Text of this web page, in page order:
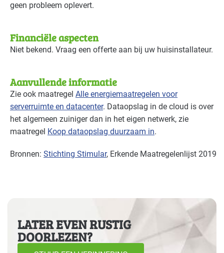
geen probleem oplevert.
Financiële aspecten
Niet bekend. Vraag een offerte aan bij uw huisinstallateur.
Aanvullende informatie
Zie ook maatregel Alle energiemaatregelen voor
serverruimte en datacenter. Dataopslag in de cloud is over
het algemeen zuiniger dan in het eigen netwerk, zie
maatregel Koop dataopslag duurzaam in.
Bronnen: Stichting Stimular, Erkende Maatregelenlijst 2019
LATER EVEN RUSTIG
DOORLEZEN?